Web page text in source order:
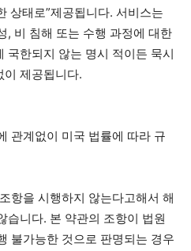
상태로”제공됩니다. 서비스는
, 비 침해 또는 수행 과정에 대한
국한되지 않는 명시 적이든 묵시
이 제공됩니다.
관계없이 미국 법률에 따라 규
항을 시행하지 않는다고해서 해
습니다. 본 약관의 조항이 법원
불가능한 것으로 판명되는 경우